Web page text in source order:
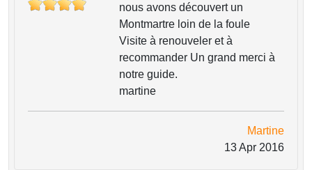
nous avons découvert un
Montmartre loin de la foule
Visite à renouveler et à
recommander Un grand merci à
notre guide.
martine
Martine
13 Apr 2016